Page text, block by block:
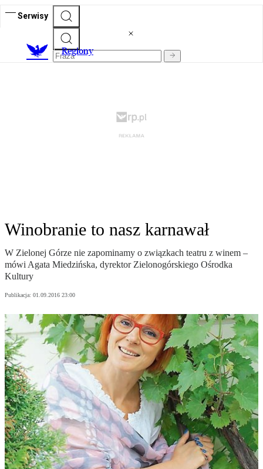
Serwisy
Regiony
Winobranie to nasz karnawał
W Zielonej Górze nie zapominamy o związkach teatru z winem –
mówi Agata Miedzińska, dyrektor Zielonogórskiego Ośrodka
Kultury
Publikacja: 01.09.2016 23:00